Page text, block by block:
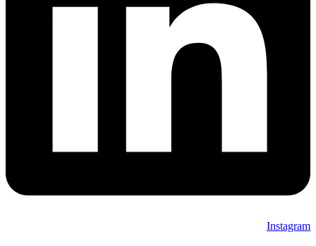
Instagram